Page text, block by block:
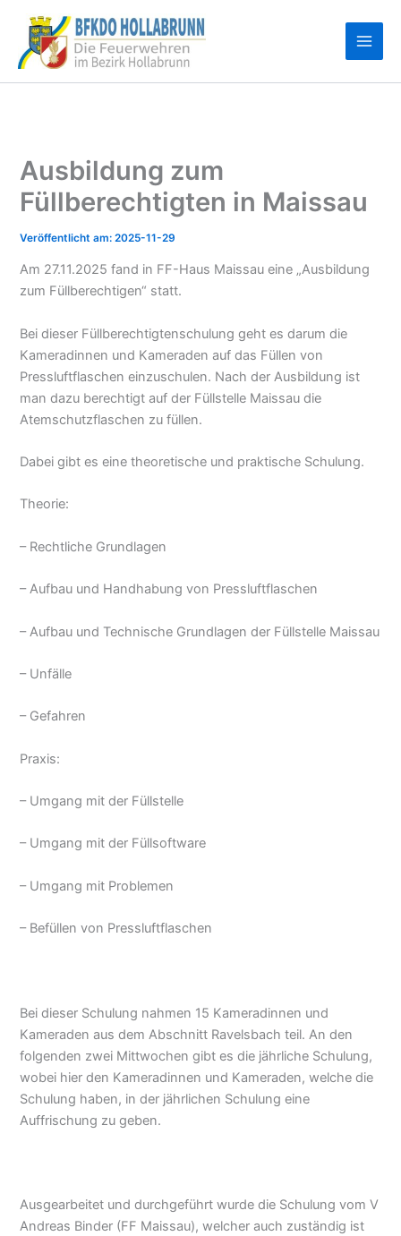
Inhalt
springen
Ausbildung zum
Füllberechtigten in Maissau
2025-11-29
Am 27.11.2025 fand in FF-Haus Maissau eine „Ausbildung
zum Füllberechtigen“ statt.
Bei dieser Füllberechtigtenschulung geht es darum die
Kameradinnen und Kameraden auf das Füllen von
Pressluftflaschen einzuschulen. Nach der Ausbildung ist
man dazu berechtigt auf der Füllstelle Maissau die
Atemschutzflaschen zu füllen.
Dabei gibt es eine theoretische und praktische Schulung.
Theorie:
– Rechtliche Grundlagen
– Aufbau und Handhabung von Pressluftflaschen
– Aufbau und Technische Grundlagen der Füllstelle Maissau
– Unfälle
– Gefahren
Praxis:
– Umgang mit der Füllstelle
– Umgang mit der Füllsoftware
– Umgang mit Problemen
– Befüllen von Pressluftflaschen
Bei dieser Schulung nahmen 15 Kameradinnen und
Kameraden aus dem Abschnitt Ravelsbach teil. An den
folgenden zwei Mittwochen gibt es die jährliche Schulung,
wobei hier den Kameradinnen und Kameraden, welche die
Schulung haben, in der jährlichen Schulung eine
Auffrischung zu geben.
Ausgearbeitet und durchgeführt wurde die Schulung vom V
Andreas Binder (FF Maissau), welcher auch zuständig ist